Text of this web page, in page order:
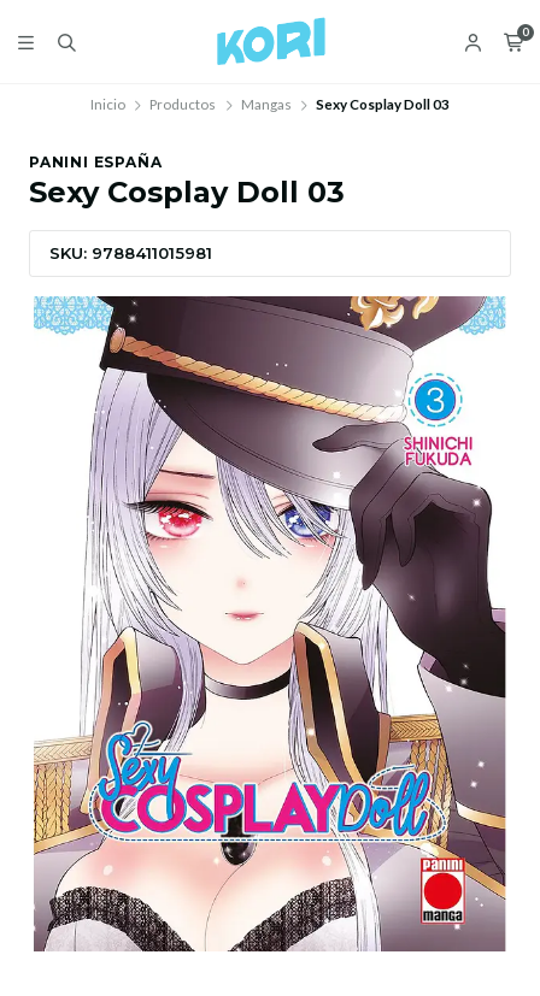
0
Inicio Productos Mangas Sexy Cosplay Doll 03
PANINI ESPAÑA
Sexy Cosplay Doll 03
SKU: 9788411015981